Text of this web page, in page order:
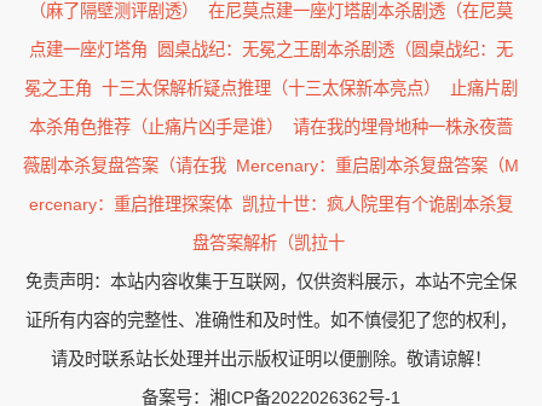
（麻了隔壁测评剧透）
在尼莫点建一座灯塔剧本杀剧透（在尼莫
点建一座灯塔角
圆桌战纪：无冕之王剧本杀剧透（圆桌战纪：无
冕之王角 十三太保解析疑点推理（十三太保新本亮点）
止痛片剧
本杀角色推荐（止痛片凶手是谁）
请在我的埋骨地种一株永夜蔷
薇剧本杀复盘答案（请在我 Mercenary：重启剧本杀复盘答案（M
ercenary：重启推理探案体 凯拉十世：疯人院里有个诡剧本杀复
盘答案解析（凯拉十
免责声明：本站内容收集于互联网，仅供资料展示，本站不完全保
证所有内容的完整性、准确性和及时性。如不慎侵犯了您的权利，
请及时联系站长处理并出示版权证明以便删除。敬请谅解！
备案号： 湘ICP备2022026362号-1